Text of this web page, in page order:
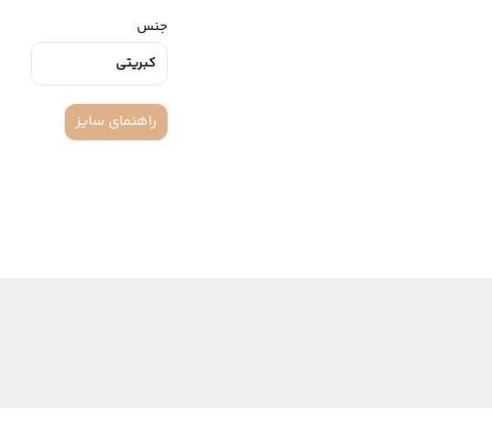
جنس
کبریتی
راهنمای سایز